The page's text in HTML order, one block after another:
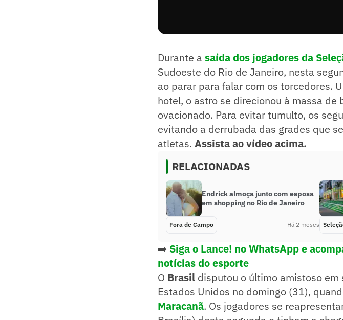
Durante a saída dos jogadores da
Sudoeste do Rio de Janeiro, nesta
ao parar para falar com os torcedores.
hotel, o astro se direcionou à massa
ovacionado. Para evitar tumulto, os
evitando a derrubada das grades que
atletas. Assista ao vídeo acima.
RELACIONADAS
Endrick almoça junto com esposa
em shopping no Rio de Janeiro
Fora de Campo Há 2 meses
➡️ Siga o Lance! no WhatsApp e
notícias do esporte
O Brasil disputou o último amistoso
Estados Unidos no domingo (31),
Maracanã. Os jogadores se